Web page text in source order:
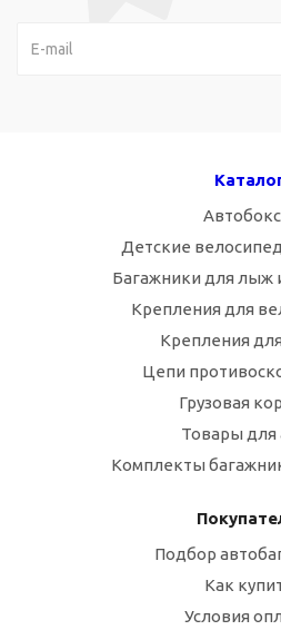
Детские
Багажники для лыж
Крепления для
Крепления
Цепи
Грузовая
Товары для
Комплекты
Подбор
Как
Условия